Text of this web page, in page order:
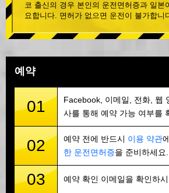
코 출신의 경우 본인의 운전면허증과 일본
요합니다. 면허가 없으면 운전이 불가합니
예약
01
Facebook, 이메일, 전화, 웹
사를 통해 예약 가능 여부를
02 예약 전에 반드시 이용 약관
한 운전면허증을 준비하세요.
03 예약 확인 이메일을 확인하